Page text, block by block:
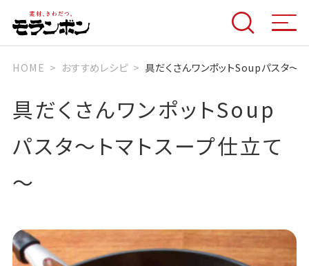
HOME おすすめレシピ 具だくさんワンポットSoupパスタ～
具だくさんワンポットSoup
パスタ～トマトスープ仕立て
～